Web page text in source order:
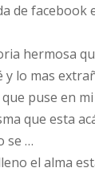
de facebook
hermosa
y lo mas
puse en
que esta
se …
el alma